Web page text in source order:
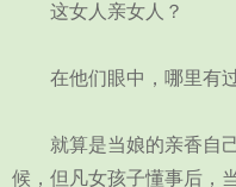
这女人亲女人？
在他们眼中，哪里有
就算是当娘的亲香自己
候，但凡女孩子懂事后，